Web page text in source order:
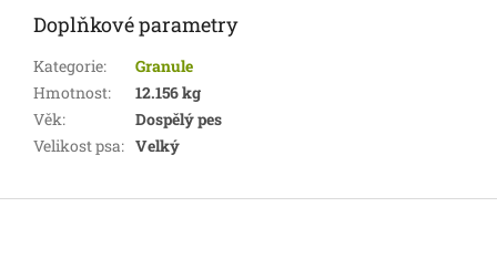
Doplňkové parametry
Kategorie:
Granule
Hmotnost:
12.156 kg
Věk:
Dospělý pes
Velikost psa: Velký